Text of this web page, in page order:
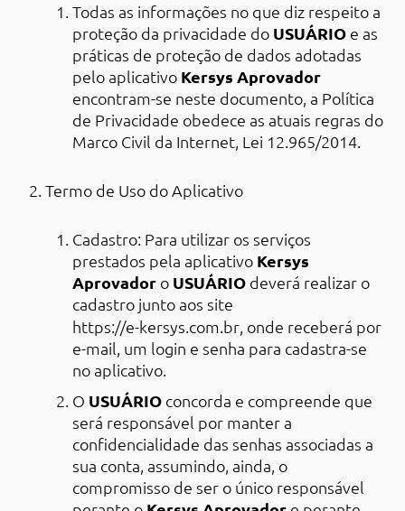
Todas as informações no que diz respeito a
proteção da privacidade do USUÁRIO e as
práticas de proteção de dados adotadas
pelo aplicativo Kersys Aprovador
encontram-se neste documento, a Política
de Privacidade obedece as atuais regras do
Marco Civil da Internet, Lei 12.965/2014.
Termo de Uso do Aplicativo
Cadastro: Para utilizar os serviços
prestados pela aplicativo Kersys
Aprovador o USUÁRIO deverá realizar o
cadastro junto aos site
https://e-kersys.com.br, onde receberá por
e-mail, um login e senha para cadastra-se
no aplicativo.
O USUÁRIO concorda e compreende que
será responsável por manter a
confidencialidade das senhas associadas a
sua conta, assumindo, ainda, o
compromisso de ser o único responsável